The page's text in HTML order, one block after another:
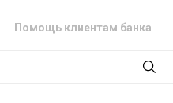
Помощь клиентам банка